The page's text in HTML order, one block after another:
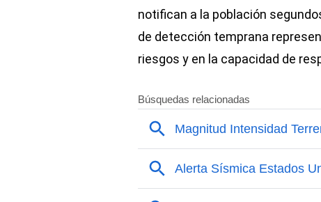
notifican a la población
de detección temprana
riesgos y en la capacidad de